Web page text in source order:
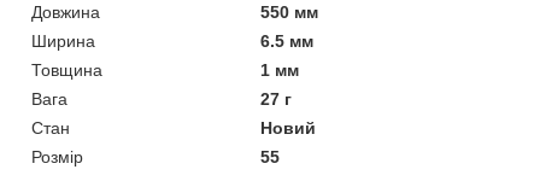
Довжина
550 мм
Ширина
6.5 мм
Товщина
1 мм
Вага
27 г
Стан
Новий
Розмір
55